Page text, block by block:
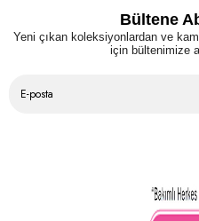
Bültene
Yeni çıkan koleksiyonlardan ve
için bültenimize